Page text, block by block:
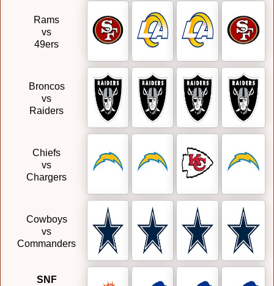
Rams
vs
49ers
Broncos
vs
Raiders
Chiefs
vs
Chargers
Cowboys
vs
Commanders
SNF